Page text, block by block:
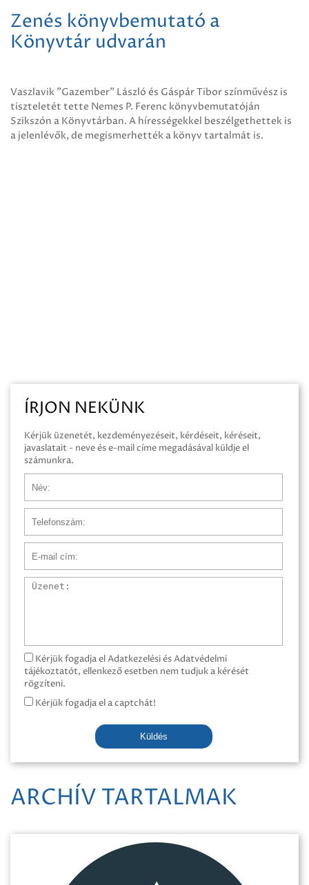
Zenés könyvbemutató a
Könyvtár udvarán
Vaszlavik "Gazember" László és Gáspár Tibor színművész is
tiszteletét tette Nemes P. Ferenc könyvbemutatóján
Szikszón a Könyvtárban. A hírességekkel beszélgethettek is
a jelenlévők, de megismerhették a könyv tartalmát is.
ÍRJON NEKÜNK
Kérjük üzenetét, kezdeményezéseit, kérdéseit, kéréseit,
javaslatait - neve és e-mail címe megadásával küldje el
számunkra.
Üzenet
Kérjük fogadja el Adatkezelési és Adatvédelmi
tájékoztatót, ellenkező esetben nem tudjuk a kérését
rögzíteni.
Kérjük fogadja el a captchát!
Küldés
ARCHÍV TARTALMAK